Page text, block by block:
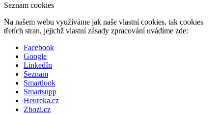
Seznam cookies
Na našem webu využíváme jak naše vlastní cookies, tak cookies
třetích stran, jejichž vlastní zásady zpracování uvádíme zde:
Facebook
Google
LinkedIn
Seznam
Smartlook
Smartsupp
Heureka.cz
Zbozi.cz